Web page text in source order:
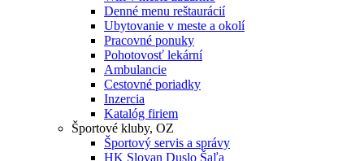
Denné menu reštaurácií
Ubytovanie v meste a okolí
Pracovné ponuky
Pohotovosť lekární
Ambulancie
Cestovné poriadky
Inzercia
Katalóg firiem
Športové kluby, OZ
Športový servis a správy
HK Slovan Duslo Šaľa